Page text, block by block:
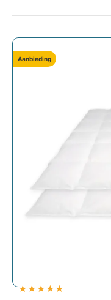
Aanbieding
★★★★★